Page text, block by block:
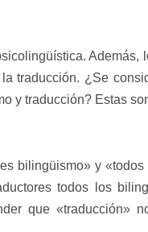
Además,
traducción. ¿Se
y traducción? Estas
bilingüismo» y
todos los
que «traducción»